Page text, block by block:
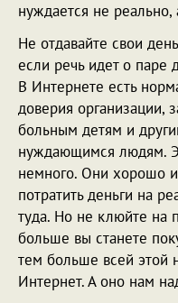
нуждается не реально,
Не отдавайте свои
если речь идет о паре
В Интернете есть
доверия
больным детям и
нуждающимся людям.
немного. Они хорошо
потратить деньги на
туда. Но не клюйте на
больше вы станете
тем больше всей этой
Интернет. А оно нам